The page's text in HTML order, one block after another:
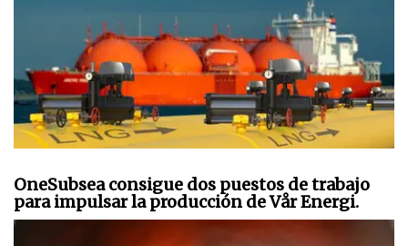
OneSubsea consigue dos puestos de trabajo
para impulsar la producción de Vår Energi.